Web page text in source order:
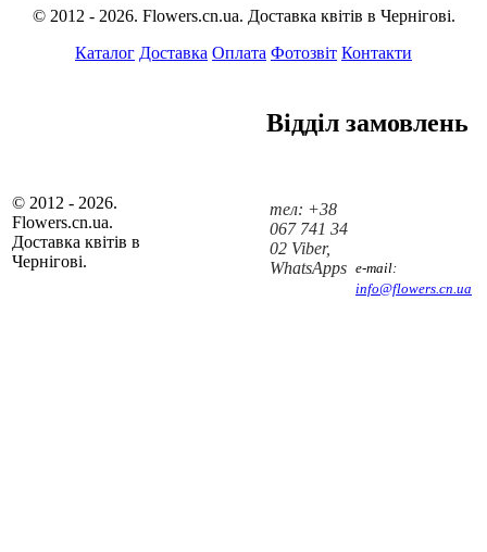
© 2012 - 2026. Flowers.cn.ua. Доставка квітів в Чернігові.
Каталог Доставка Оплата Фотозвіт Контакти
© 2012 - 2026.
Flowers.cn.ua.
Доставка квітів в
Чернігові.
Відділ замовлень
тел: +38
067 741 34
02 Viber,
WhatsApps e-mail:
info@flowers.cn.ua